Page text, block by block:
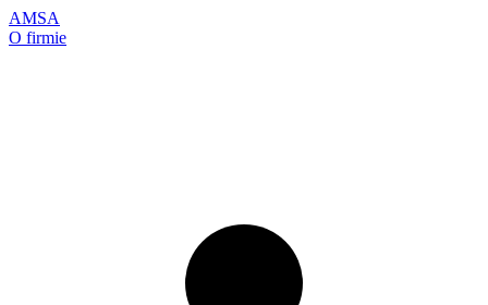
AMSA
O firmie